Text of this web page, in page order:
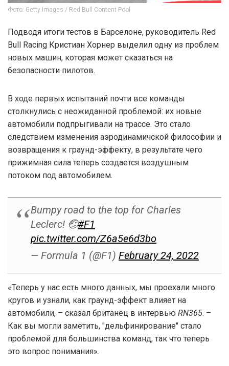
Фото: Getty Images / Red Bull Content Pool
Подводя итоги тестов в Барселоне, руководитель Red
Bull Racing Кристиан Хорнер выделил одну из проблем
новых машин, которая может сказаться на
безопасности пилотов.
В ходе первых испытаний почти все команды
столкнулись с неожиданной проблемой: их новые
автомобили подпрыгивали на трассе. Это стало
следствием изменения аэродинамичской философии и
возвращения к граунд-эффекту, в результате чего
прижимная сила теперь создается воздушным
потоком под автомобилем.
Bumpy road to the top for Charles
Leclerc! 🤕#F1
pic.twitter.com/Z6a5e6d3bo
— Formula 1 (@F1) February 24, 2022
«Теперь у нас есть много данных, мы проехали много
кругов и узнали, как граунд-эффект влияет на
автомобили, – сказал британец в интервью RN365. –
Как вы могли заметить, "дельфинирование" стало
проблемой для большинства команд, так что теперь
это вопрос понимания».